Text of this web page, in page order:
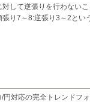
して逆張りを行わないこ
り7～8:逆張り3～2とい
対応の完全トレンドフォ